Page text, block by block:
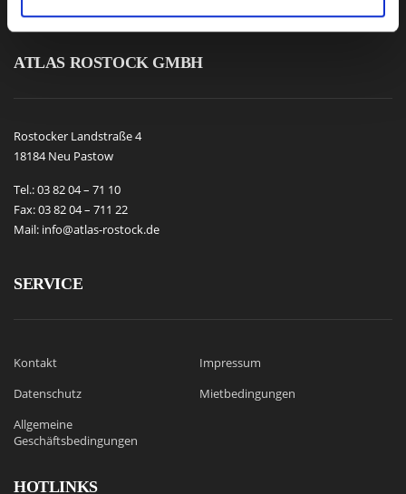
ATLAS ROSTOCK GMBH
Rostocker Landstraße 4
18184 Neu Pastow
Tel.: 03 82 04 – 71 10
Fax: 03 82 04 – 711 22
Mail: info@atlas-rostock.de
SERVICE
Kontakt
Impressum
Datenschutz
Mietbedingungen
Allgemeine
Geschäftsbedingungen
HOTLINKS